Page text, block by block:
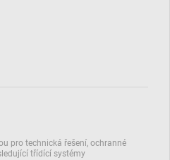
pro technická řešení, ochranné
třídící systémy